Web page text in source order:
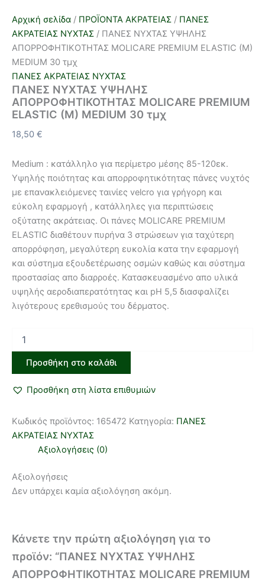
Αρχική σελίδα / ΠΡΟΪΟΝΤΑ ΑΚΡΑΤΕΙΑΣ / ΠΑΝΕΣ
ΑΚΡΑΤΕΙΑΣ ΝΥΧΤΑΣ / ΠΑΝΕΣ ΝΥΧΤΑΣ ΥΨΗΛΗΣ
ΑΠΟΡΡΟΦΗΤΙΚΟΤΗΤΑΣ MOLICARE PREMΙUM ELASTIC (M)
MEDIUM 30 τμχ
ΠΑΝΕΣ ΑΚΡΑΤΕΙΑΣ ΝΥΧΤΑΣ
ΠΑΝΕΣ ΝΥΧΤΑΣ ΥΨΗΛΗΣ
ΑΠΟΡΡΟΦΗΤΙΚΟΤΗΤΑΣ MOLICARE PREMΙUM
ELASTIC (M) MEDIUM 30 τμχ
18,50 €
Medium : κατάλληλο για περίμετρο μέσης 85-120εκ.
Υψηλής ποιότητας και απορροφητικότητας πάνες νυχτός
με επανακλειόμενες ταινίες velcro για γρήγορη και
εύκολη εφαρμογή , κατάλληλες για περιπτώσεις
οξύτατης ακράτειας. Οι πάνες MOLICARE PREMIUM
ELASTIC διαθέτουν πυρήνα 3 στρώσεων για ταχύτερη
απορρόφηση, μεγαλύτερη ευκολία κατα την εφαρμογή
και σύστημα εξουδετέρωσης οσμών καθώς και σύστημα
προστασίας απο διαρροές. Κατασκευασμένο απο υλικά
υψηλής αεροδιαπερατότητας και pH 5,5 διασφαλίζει
λιγότερους ερεθισμούς του δέρματος.
Προσθήκη στο καλάθι
Προσθήκη στη λίστα επιθυμιών
Κωδικός προϊόντος: 165472 Κατηγορία: ΠΑΝΕΣ
ΑΚΡΑΤΕΙΑΣ ΝΥΧΤΑΣ
Αξιολογήσεις (0)
Αξιολογήσεις
Δεν υπάρχει καμία αξιολόγηση ακόμη.
Κάνετε την πρώτη αξιολόγηση για το
προϊόν: “ΠΑΝΕΣ ΝΥΧΤΑΣ ΥΨΗΛΗΣ
ΑΠΟΡΡΟΦΗΤΙΚΟΤΗΤΑΣ MOLICARE PREMΙUM